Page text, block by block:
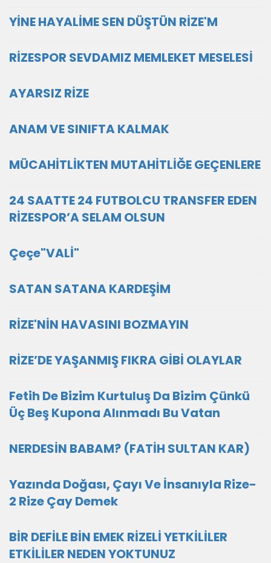
YİNE HAYALİME SEN DÜŞTÜN RİZE'M
RİZESPOR SEVDAMIZ MEMLEKET MESELESİ
AYARSIZ RİZE
ANAM VE SINIFTA KALMAK
MÜCAHİTLİKTEN MUTAHİTLİĞE GEÇENLERE
24 SAATTE 24 FUTBOLCU TRANSFER EDEN
RİZESPOR’A SELAM OLSUN
Çeçe"VALİ"
SATAN SATANA KARDEŞİM
RİZE'NİN HAVASINI BOZMAYIN
RİZE’DE YAŞANMIŞ FIKRA GİBİ OLAYLAR
Fetih De Bizim Kurtuluş Da Bizim Çünkü
Üç Beş Kupona Alınmadı Bu Vatan
NERDESİN BABAM? (FATİH SULTAN KAR)
Yazında Doğası, Çayı Ve İnsanıyla Rize-
2 Rize Çay Demek
BİR DEFİLE BİN EMEK RİZELİ YETKİLİLER
ETKİLİLER NEDEN YOKTUNUZ